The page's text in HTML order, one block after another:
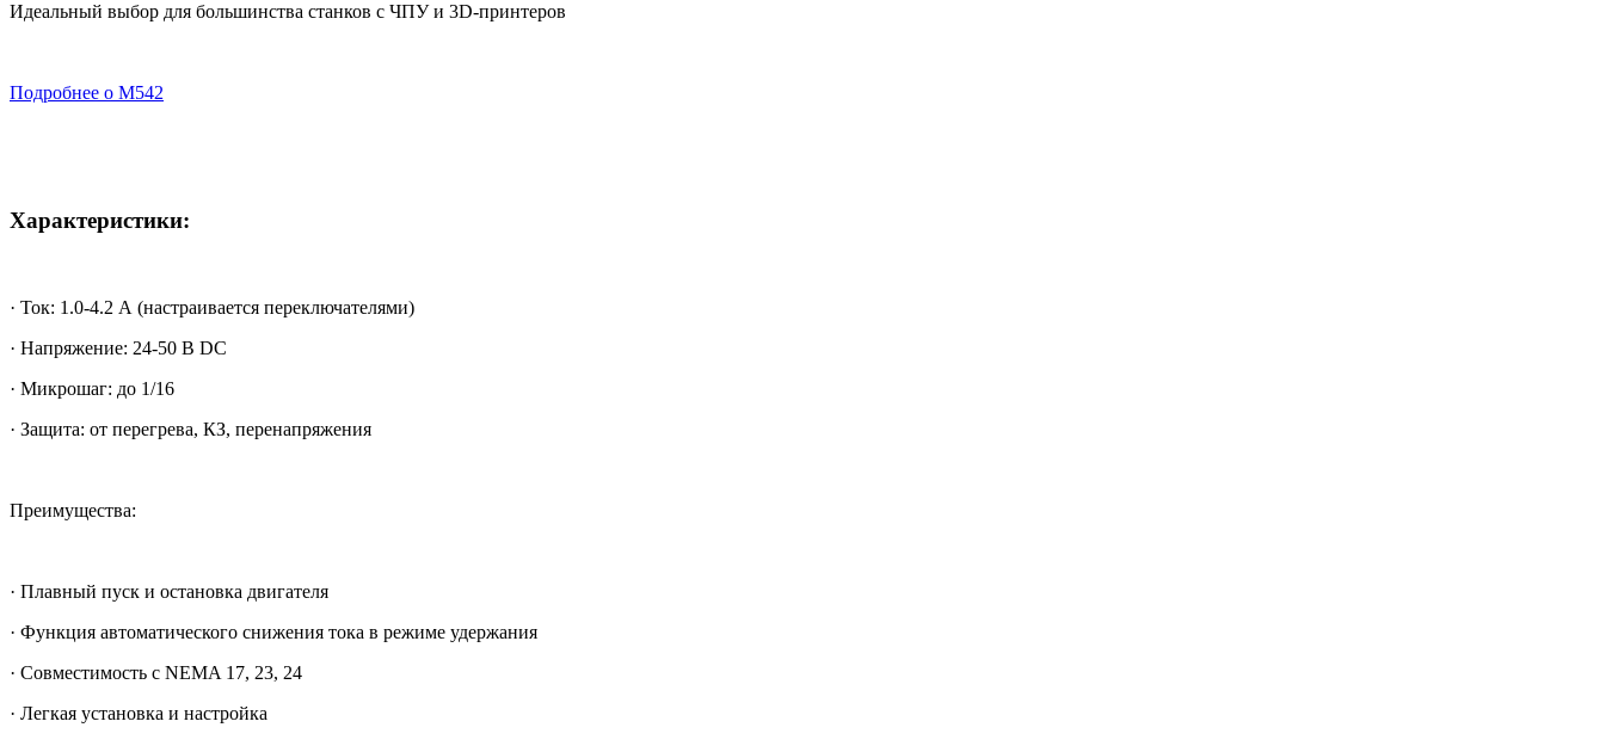
Идеальный выбор для большинства станков с ЧПУ и 3D-принтеров
Подробнее о M542
Характеристики:
· Ток: 1.0-4.2 А (настраивается переключателями)
· Напряжение: 24-50 В DC
· Микрошаг: до 1/16
· Защита: от перегрева, КЗ, перенапряжения
Преимущества:
· Плавный пуск и остановка двигателя
· Функция автоматического снижения тока в режиме удержания
· Совместимость с NEMA 17, 23, 24
· Легкая установка и настройка